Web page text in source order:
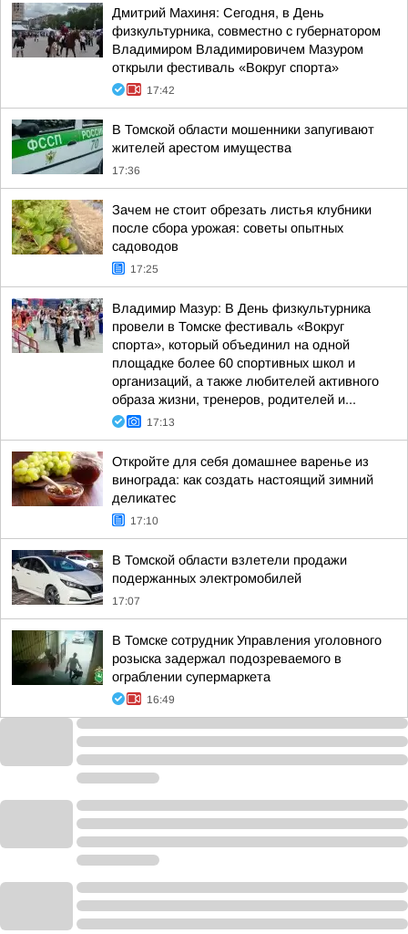
Дмитрий Махиня: Сегодня, в День
физкультурника, совместно с губернатором
Владимиром Владимировичем Мазуром
открыли фестиваль «Вокруг спорта»
17:42
В Томской области мошенники запугивают
жителей арестом имущества
17:36
Зачем не стоит обрезать листья клубники
после сбора урожая: советы опытных
садоводов
17:25
Владимир Мазур: В День физкультурника
провели в Томске фестиваль «Вокруг
спорта», который объединил на одной
площадке более 60 спортивных школ и
организаций, а также любителей активного
образа жизни, тренеров, родителей и...
17:13
Откройте для себя домашнее варенье из
винограда: как создать настоящий зимний
деликатес
17:10
В Томской области взлетели продажи
подержанных электромобилей
17:07
В Томске сотрудник Управления уголовного
розыска задержал подозреваемого в
ограблении супермаркета
16:49